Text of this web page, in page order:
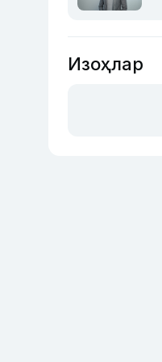
Изоҳлар